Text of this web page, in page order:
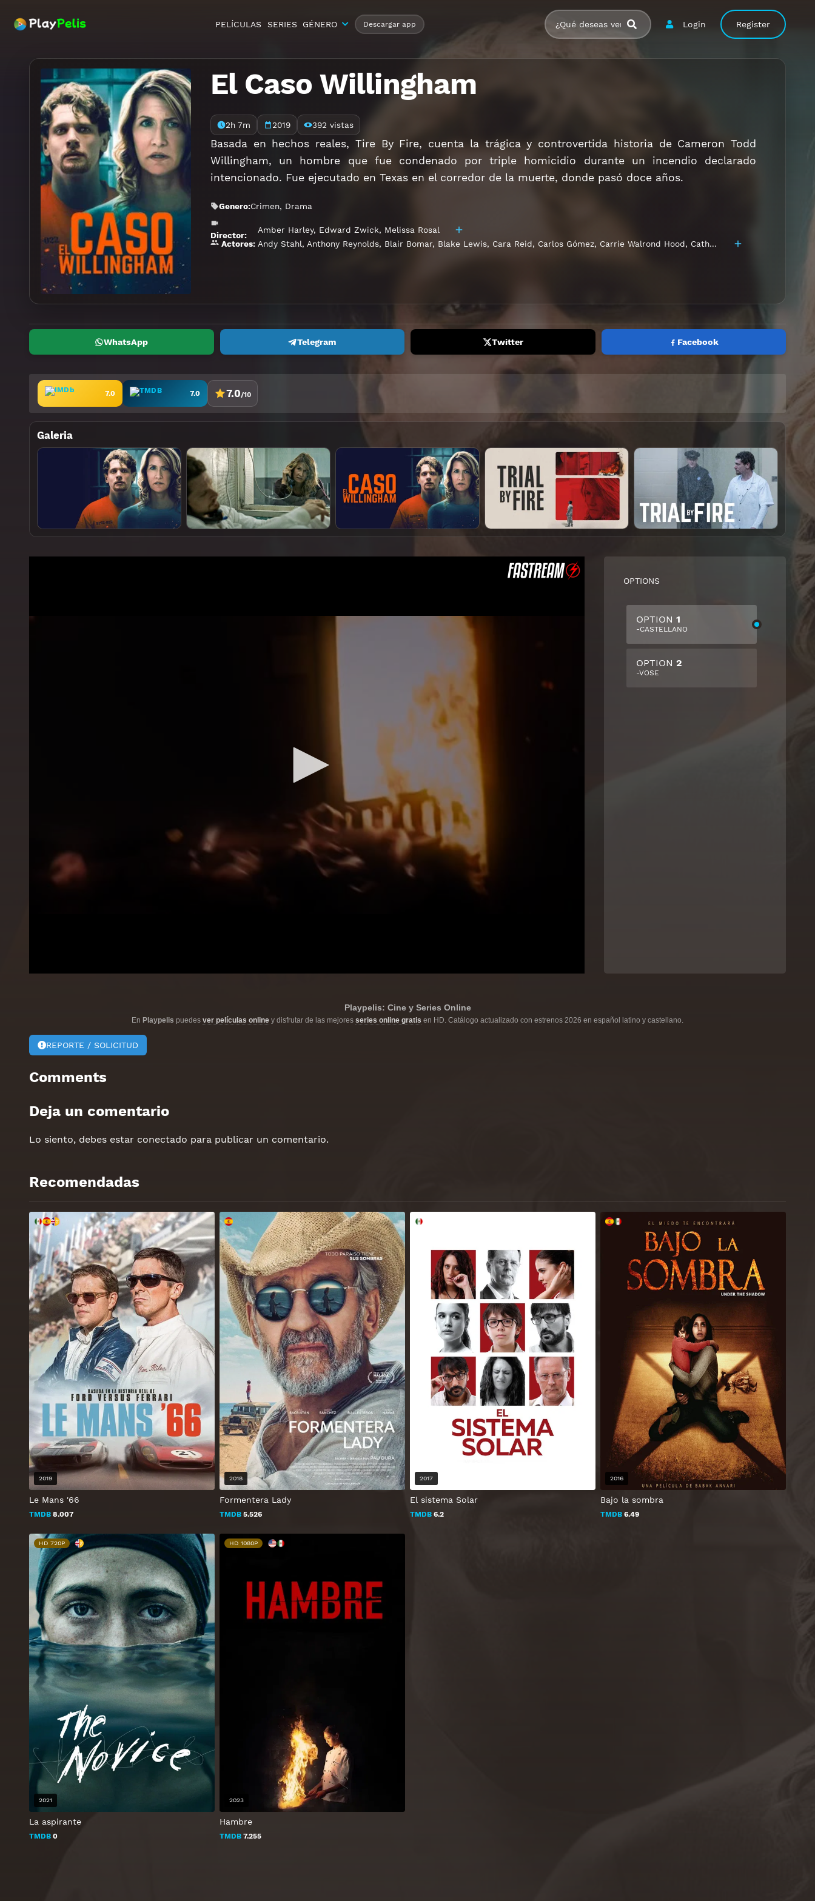
Login Register
PELÍCULAS SERIES GÉNERO Descargar app
El Caso Willingham
2h 7m 2019 392 vistas
Basada en hechos reales, Tire By Fire, cuenta la trágica y controvertida historia de Cameron Todd
Willingham, un hombre que fue condenado por triple homicidio durante un incendio declarado
intencionado. Fue ejecutado en Texas en el corredor de la muerte, donde pasó doce años.
Genero:Crimen, Drama
Director:
Amber Harley, Edward Zwick, Melissa Rosal
Actores: Andy Stahl, Anthony Reynolds, Blair Bomar, Blake Lewis, Cara Reid, Carlos Gómez, Carrie Walrond Hood, Catherine Carlen
WhatsApp Telegram Twitter Facebook
7.0 7.0 7.0/10
Galeria
OPTIONS
OPTION 1
-CASTELLANO
OPTION 2
-VOSE
Playpelis: Cine y Series Online
En Playpelis puedes ver películas online y disfrutar de las mejores series online gratis en HD. Catálogo actualizado con estrenos 2026 en español latino y castellano.
REPORTE / SOLICITUD
Comments
Deja un comentario
Lo siento, debes estar conectado para publicar un comentario.
Recomendadas
Le Mans '66
TMDB 8.007
2019
Formentera Lady
TMDB 5.526
2018
El sistema Solar
TMDB 6.2
2017
Bajo la sombra
TMDB 6.49
2016
La aspirante
TMDB 0
HD 720P
2021
Hambre
TMDB 7.255
HD 1080P
2023